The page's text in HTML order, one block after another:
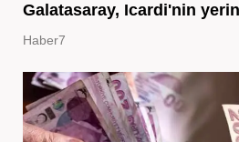
Galatasaray, Icardi'nin
Haber7